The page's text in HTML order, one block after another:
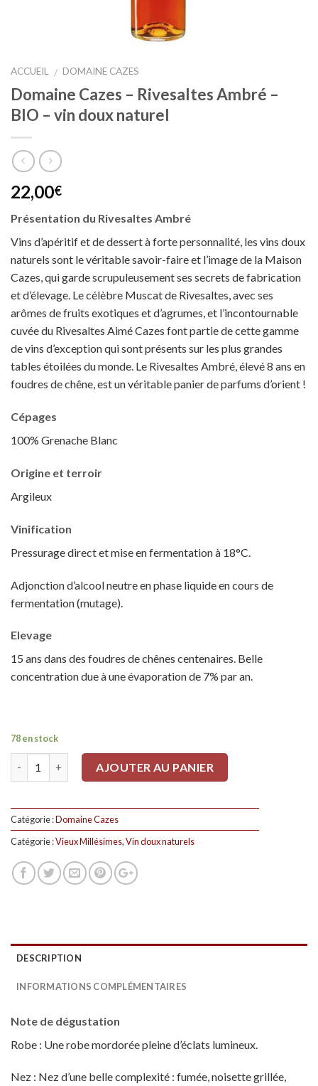
ACCUEIL / DOMAINE CAZES
Domaine Cazes – Rivesaltes Ambré –
BIO – vin doux naturel
22,00€
Présentation du Rivesaltes Ambré
Vins d’apéritif et de dessert à forte personnalité, les vins doux
naturels sont le véritable savoir-faire et l’image de la Maison
Cazes, qui garde scrupuleusement ses secrets de fabrication
et d’élevage. Le célèbre Muscat de Rivesaltes, avec ses
arômes de fruits exotiques et d’agrumes, et l’incontournable
cuvée du Rivesaltes Aimé Cazes font partie de cette gamme
de vins d’exception qui sont présents sur les plus grandes
tables étoilées du monde. Le Rivesaltes Ambré, élevé 8 ans en
foudres de chêne, est un véritable panier de parfums d’orient !
Cépages
100% Grenache Blanc
Origine et terroir
Argileux
Vinification
Pressurage direct et mise en fermentation à 18°C.
Adjonction d’alcool neutre en phase liquide en cours de
fermentation (mutage).
Elevage
15 ans dans des foudres de chênes centenaires. Belle
concentration due à une évaporation de 7% par an.
78 en stock
AJOUTER AU PANIER
Catégorie :Domaine Cazes
Catégorie :Vieux Millésimes,Vin doux naturels
DESCRIPTION
INFORMATIONS COMPLÉMENTAIRES
Note de dégustation
Robe : Une robe mordorée pleine d’éclats lumineux.
Nez : Nez d’une belle complexité : fumée, noisette grillée,